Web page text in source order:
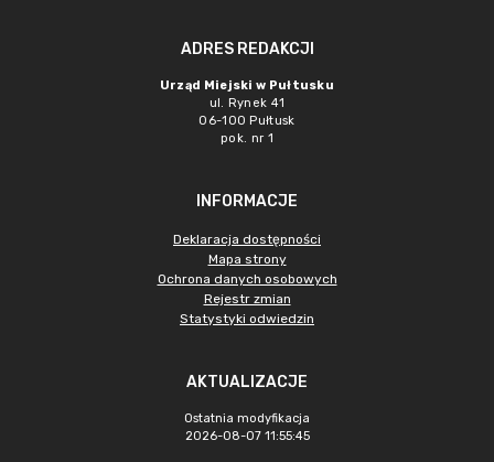
ADRES REDAKCJI
Urząd Miejski w Pułtusku
ul. Rynek 41
06-100 Pułtusk
pok. nr 1
INFORMACJE
Deklaracja dostępności
Mapa strony
Ochrona danych osobowych
Rejestr zmian
Statystyki odwiedzin
AKTUALIZACJE
Ostatnia modyfikacja
2026-08-07 11:55:45